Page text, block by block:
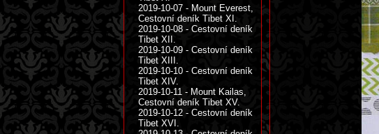
2019-10-07 - Mount Everest,
Cestovní deník Tibet XI.
2019-10-08 - Cestovní deník
Tibet XII.
2019-10-09 - Cestovní deník
Tibet XIII.
2019-10-10 - Cestovní deník
Tibet XIV.
2019-10-11 - Mount Kailas,
Cestovní deník Tibet XV.
2019-10-12 - Cestovní deník
Tibet XVI.